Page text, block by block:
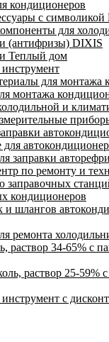
кондиционеров
с
для
(антифризы) DIXIS
Теплый дом
для монтажа
монтажа
и
заправки
по ремонту и
заправочных
кондиционеров
и шлангов
ремонта
раствор 34-65% с
раствор 25-59%
с